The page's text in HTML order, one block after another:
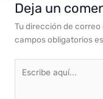
Deja un
Tu dirección de
campos obligatorios
aquí...